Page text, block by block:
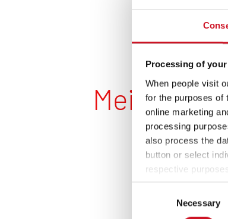
Processing of
When people visit
for the purposes of
online marketing
processing
also process the
button or select
respective
settings at any
the website). You
Necessary